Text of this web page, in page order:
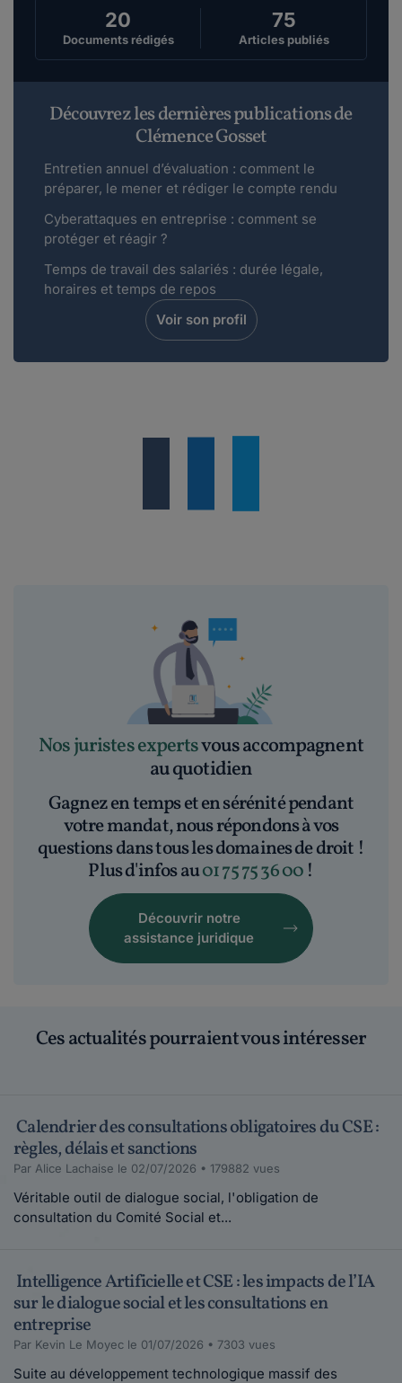
20
Documents rédigés
75
Articles publiés
Découvrez les dernières publications de
Clémence Gosset
Entretien annuel d’évaluation : comment le
préparer, le mener et rédiger le compte rendu
Cyberattaques en entreprise : comment se
protéger et réagir ?
Temps de travail des salariés : durée légale,
horaires et temps de repos
Voir son profil
Nos juristes expertsvous accompagnent
au quotidien
Gagnez en temps et en sérénité pendant
votre mandat, nous répondons à vos
questions dans tous les domaines de droit !
Plus d'infos au01 75 75 36 00 !
Découvrir notre
assistance juridique
Ces actualités pourraient vous intéresser
Calendrier des consultations obligatoires du CSE :
règles, délais et sanctions
Par Alice Lachaise le 02/07/2026 • 179882 vues
Véritable outil de dialogue social, l'obligation de
consultation du Comité Social et...
Intelligence Artificielle et CSE : les impacts de l’IA
sur le dialogue social et les consultations en
entreprise
Par Kevin Le Moyec le 01/07/2026 • 7303 vues
Suite au développement technologique massif des